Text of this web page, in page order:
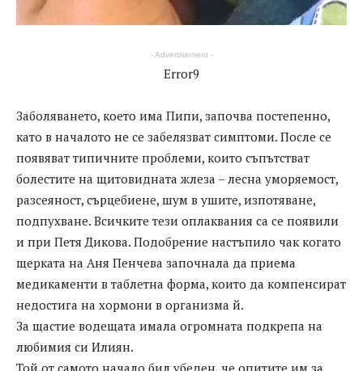
- Advertisement -
Error9
Заболяването, което има Пипи, започва постепенно,
като в началото не се забелязват симптоми. После се
появяват типичните проблеми, които съпътстват
болестите на щитовидната жлеза – лесна уморяемост,
разсеяност, сърцебиене, шум в ушите, изпотяване,
подпухване. Всичките тези оплаквания са се появили
и при Петя Дикова. Подобрение настъпило чак когато
щерката на Аня Пенчева започнала да приема
медикаменти в таблетна форма, които да компенсират
недостига на хормони в организма й.
За щастие водещата имала огромната подкрепа на
любимия си Илиян.